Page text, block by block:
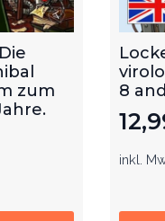
zum
8
inkl.